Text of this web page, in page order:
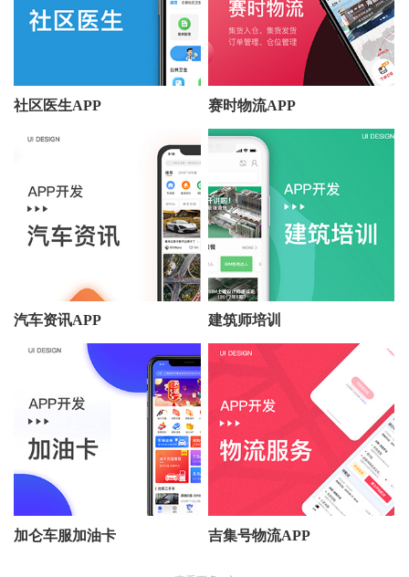
社区医生APP 赛时物流APP
汽车资讯APP 建筑师培训
加仑车服加油卡 吉集号物流APP